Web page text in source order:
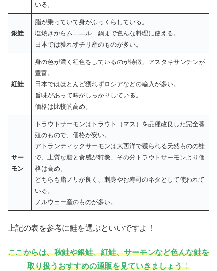
いる。
銀鮭
脂が乗っていて身がふっくらしている。
塩焼きからムニエル、鍋まで色んな料理に使える。
日本では獲れずチリ産のものが多い。
紅鮭
身の色が濃く紅色をしているのが特徴。アスタキサンチンが
豊富。
日本ではほとんど獲れずロシアなどの輸入が多い。
旨味があって味がしっかりしている。
価格は比較的高め。
サー
モン
トラウトサーモンはトラウト（マス）を品種改良した完全養
殖のもので、価格が安い。
アトランティックサーモンは大西洋で獲られる天然ものの鮭
で、上質な脂と食感が特徴。その分トラウトサーモンより価
格は高め。
どちらも脂ノリが良く、刺身やお寿司のネタとして使われて
いる。
ノルウェー産のものが多い。
上記の表を参考に鮭を選ぶといいですよ！
ここからは、秋鮭や銀鮭、紅鮭、サーモンなど色んな鮭を
取り扱うおすすめの通販を見ていきましょう！